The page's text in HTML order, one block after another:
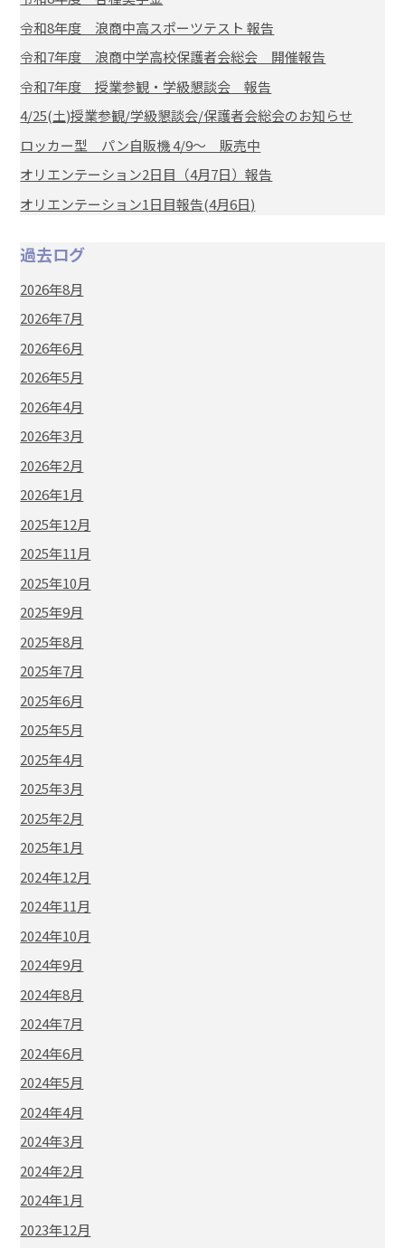
令和8年度 浪商中高スポーツテスト 報告
令和7年度 浪商中学高校保護者会総会 開催報告
令和7年度 授業参観・学級懇談会 報告
4/25(土)授業参観/学級懇談会/保護者会総会のお知らせ
ロッカー型 パン自販機 4/9～ 販売中
オリエンテーション2日目（4月7日）報告
オリエンテーション1日目報告(4月6日)
過去ログ
2026年8月
2026年7月
2026年6月
2026年5月
2026年4月
2026年3月
2026年2月
2026年1月
2025年12月
2025年11月
2025年10月
2025年9月
2025年8月
2025年7月
2025年6月
2025年5月
2025年4月
2025年3月
2025年2月
2025年1月
2024年12月
2024年11月
2024年10月
2024年9月
2024年8月
2024年7月
2024年6月
2024年5月
2024年4月
2024年3月
2024年2月
2024年1月
2023年12月